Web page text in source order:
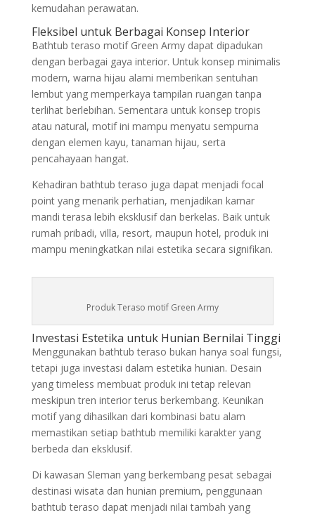
kemudahan perawatan.
Fleksibel untuk Berbagai Konsep Interior
Bathtub teraso motif Green Army dapat dipadukan
dengan berbagai gaya interior. Untuk konsep minimalis
modern, warna hijau alami memberikan sentuhan
lembut yang memperkaya tampilan ruangan tanpa
terlihat berlebihan. Sementara untuk konsep tropis
atau natural, motif ini mampu menyatu sempurna
dengan elemen kayu, tanaman hijau, serta
pencahayaan hangat.
Kehadiran bathtub teraso juga dapat menjadi focal
point yang menarik perhatian, menjadikan kamar
mandi terasa lebih eksklusif dan berkelas. Baik untuk
rumah pribadi, villa, resort, maupun hotel, produk ini
mampu meningkatkan nilai estetika secara signifikan.
Produk Teraso motif Green Army
Investasi Estetika untuk Hunian Bernilai Tinggi
Menggunakan bathtub teraso bukan hanya soal fungsi,
tetapi juga investasi dalam estetika hunian. Desain
yang timeless membuat produk ini tetap relevan
meskipun tren interior terus berkembang. Keunikan
motif yang dihasilkan dari kombinasi batu alam
memastikan setiap bathtub memiliki karakter yang
berbeda dan eksklusif.
Di kawasan Sleman yang berkembang pesat sebagai
destinasi wisata dan hunian premium, penggunaan
bathtub teraso dapat menjadi nilai tambah yang